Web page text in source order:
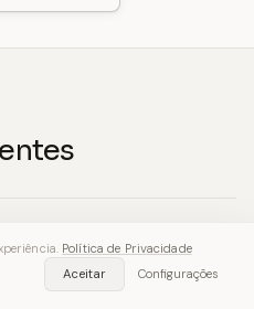
Política de Privacidade
Aceitar
Configurações